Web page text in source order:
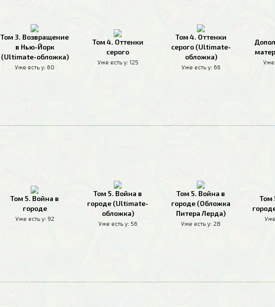
Том 3. Возвращение
в Нью-Йорк
(Ultimate-обложка)
Уже есть у: 60
Том 4. Оттенки
серого
Уже есть у: 125
Том 4. Оттенки
серого (Ultimate-
обложка)
Уже есть у: 66
Уже
Том 5. Война в
городе
Уже есть у: 92
Том 5. Война в
городе (Ultimate-
обложка)
Уже есть у: 56
Том 5. Война в
городе (Обложка
Питера Лерда)
Уже есть у: 28
Том